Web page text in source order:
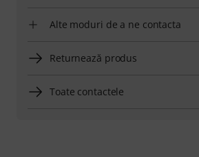
Alte moduri de a ne contacta
Returnează produs
Toate contactele